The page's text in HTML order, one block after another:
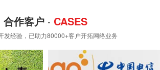
合作客户 · CASES
发经验，已助力80000+客户开拓网络业务